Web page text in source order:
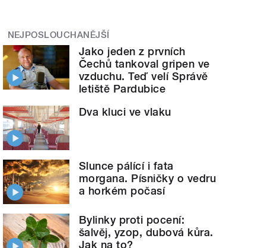
NEJPOSLOUCHANĚJŠÍ
Jako jeden z prvních
Čechů tankoval gripen ve
vzduchu. Teď velí Správě
letiště Pardubice
Dva kluci ve vlaku
Slunce pálící i fata
morgana. Písničky o vedru
a horkém počasí
Bylinky proti pocení:
šalvěj, yzop, dubová kůra.
Jak na to?